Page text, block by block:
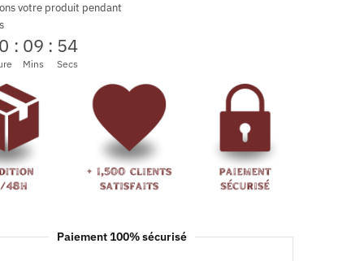
votre produit pendant
: 09
Mins
: 53
Secs
Paiement 100% sécurisé